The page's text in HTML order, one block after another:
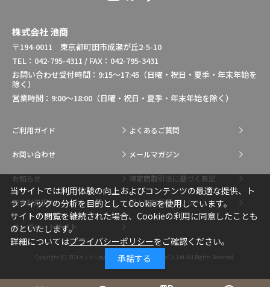
株式会社 池商
〒194-0011 東京都町田市成瀬が丘2-5-10
TEL：042-795-4311 / FAX：042-795-3431
お問い合わせ受付時間：9:15～17:45（日曜・祝日・夏季・年末年始を
除く）
営業時間：9:00～18:00（日曜・祝日・夏季・年末年始を除く）
ご利用ガイド よくあるご質問
お問い合わせ メールマガジン
お知らせ 特定商取引法に基づく表記
総合利用規約 個人情報保護ポリシー
コーポレートサイト
Copyright (C) 2024 キッチン用品・調理用品の通販はIkesho Co.,Ltd. All Rights Reserved.
当サイトでは利用体験の向上およびコンテンツの最適な提供、ト
ラフィックの分析を目的としてCookieを使用しています。
サイトの閲覧を継続された場合、Cookieの利用に同意したことも
のといたします。
詳細についてはプライバシーポリシーをご確認ください。
承諾する